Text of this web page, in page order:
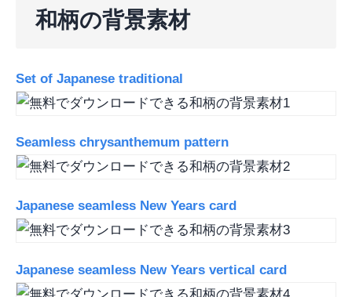
和柄の背景素材
Set of Japanese traditional
Seamless chrysanthemum pattern
Japanese seamless New Years card
Japanese seamless New Years vertical card